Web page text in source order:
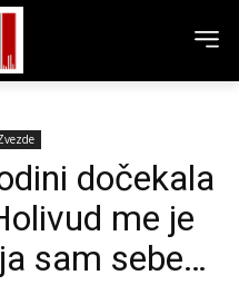
dočekala
me je
sam sebe…